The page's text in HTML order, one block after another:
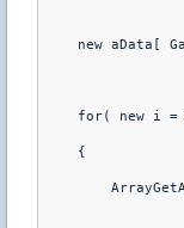
new aData[
for( new i =
    {